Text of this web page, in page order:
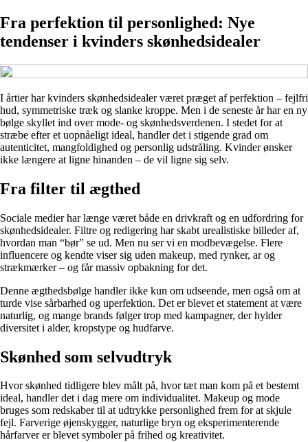
Fra perfektion til personlighed: Nye
tendenser i kvinders skønhedsidealer
I årtier har kvinders skønhedsidealer været præget af perfektion – fejlfri
hud, symmetriske træk og slanke kroppe. Men i de seneste år har en ny
bølge skyllet ind over mode- og skønhedsverdenen. I stedet for at
stræbe efter et uopnåeligt ideal, handler det i stigende grad om
autenticitet, mangfoldighed og personlig udstråling. Kvinder ønsker
ikke længere at ligne hinanden – de vil ligne sig selv.
Fra filter til ægthed
Sociale medier har længe været både en drivkraft og en udfordring for
skønhedsidealer. Filtre og redigering har skabt urealistiske billeder af,
hvordan man “bør” se ud. Men nu ser vi en modbevægelse. Flere
influencere og kendte viser sig uden makeup, med rynker, ar og
strækmærker – og får massiv opbakning for det.
Denne ægthedsbølge handler ikke kun om udseende, men også om at
turde vise sårbarhed og uperfektion. Det er blevet et statement at være
naturlig, og mange brands følger trop med kampagner, der hylder
diversitet i alder, kropstype og hudfarve.
Skønhed som selvudtryk
Hvor skønhed tidligere blev målt på, hvor tæt man kom på et bestemt
ideal, handler det i dag mere om individualitet. Makeup og mode
bruges som redskaber til at udtrykke personlighed frem for at skjule
fejl. Farverige øjenskygger, naturlige bryn og eksperimenterende
hårfarver er blevet symboler på frihed og kreativitet.